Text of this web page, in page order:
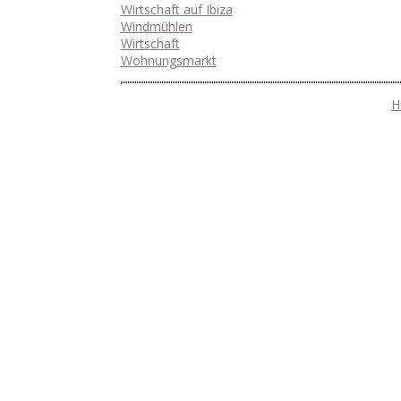
Wirtschaft auf Ibiza
Windmühlen
Wirtschaft
Wohnungsmarkt